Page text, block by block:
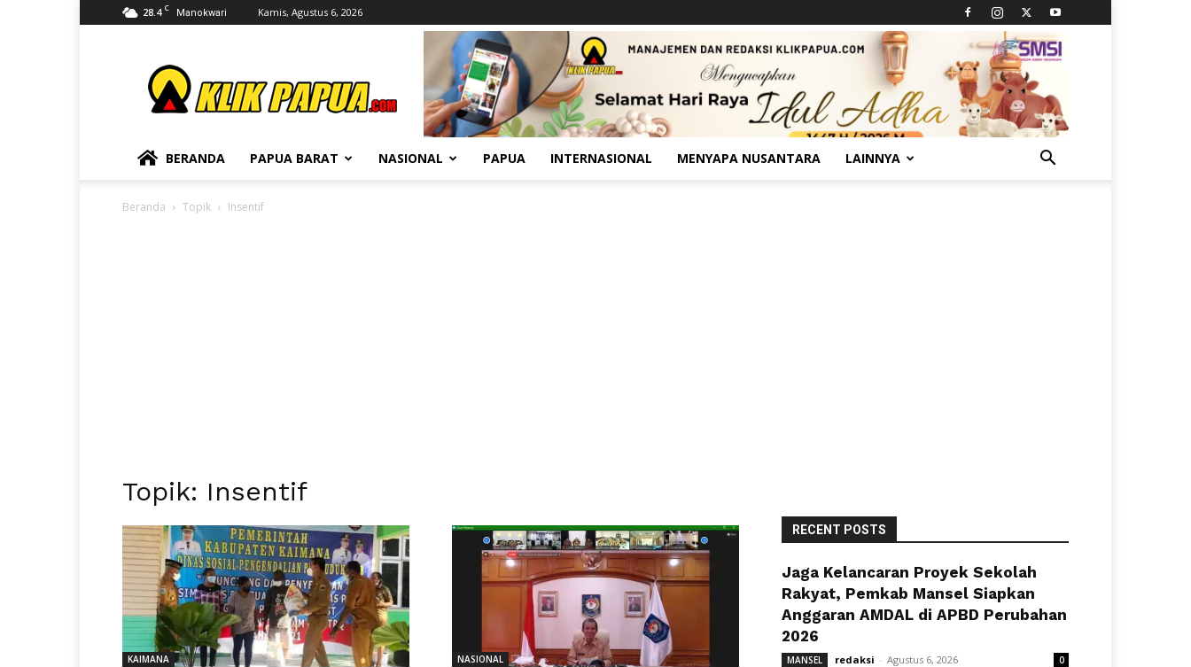
28.4 C Manokwari Kamis, Agustus 6, 2026
BERANDA PAPUA BARAT NASIONAL PAPUA INTERNASIONAL MENYAPA NUSANTARA LAINNYA
Beranda Topik Insentif
Topik: Insentif
KAIMANA NASIONAL
RECENT POSTS
Jaga Kelancaran Proyek Sekolah
Rakyat, Pemkab Mansel Siapkan
Anggaran AMDAL di APBD Perubahan
2026
MANSEL redaksi - Agustus 6, 2026 0